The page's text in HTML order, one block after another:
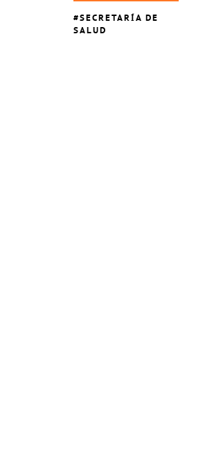
SECRETARÍA DE
SALUD